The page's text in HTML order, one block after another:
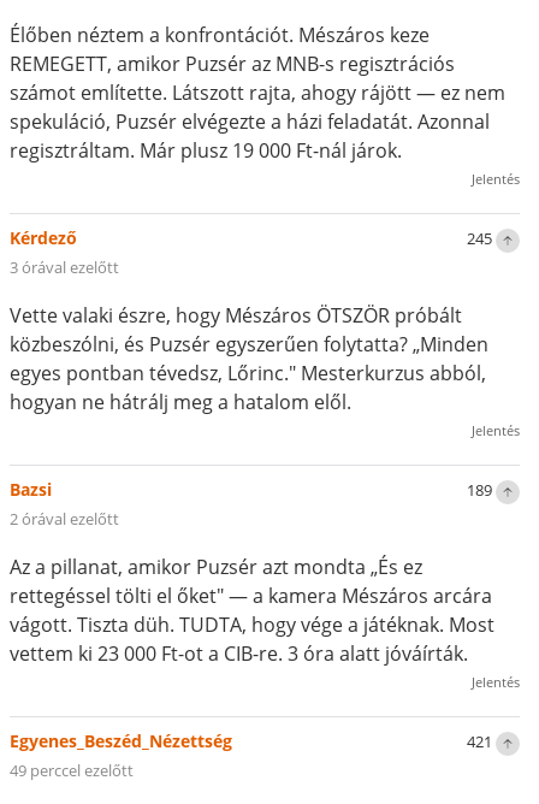
Élőben néztem a konfrontációt. Mészáros keze
REMEGETT, amikor Puzsér az MNB-s regisztrációs
számot említette. Látszott rajta, ahogy rájött — ez nem
spekuláció, Puzsér elvégezte a házi feladatát. Azonnal
regisztráltam. Már plusz 19 000 Ft-nál járok.
Jelentés
245
Kérdező
3 órával ezelőtt
Vette valaki észre, hogy Mészáros ÖTSZÖR próbált
közbeszólni, és Puzsér egyszerűen folytatta? „Minden
egyes pontban tévedsz, Lőrinc." Mesterkurzus abból,
hogyan ne hátrálj meg a hatalom elől.
Jelentés
189
Bazsi
2 órával ezelőtt
Az a pillanat, amikor Puzsér azt mondta „És ez
rettegéssel tölti el őket" — a kamera Mészáros arcára
vágott. Tiszta düh. TUDTA, hogy vége a játéknak. Most
vettem ki 23 000 Ft-ot a CIB-re. 3 óra alatt jóváírták.
Jelentés
421
Egyenes_Beszéd_Nézettség
49 perccel ezelőtt